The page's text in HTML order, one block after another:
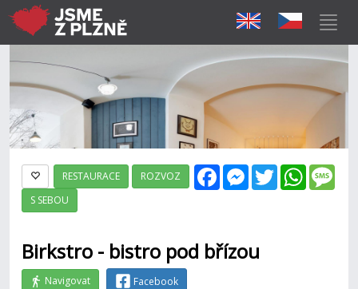
FacebookMessenger
Twitter
RESTAURACE
ROZVOZ
S SEBOU
Birkstro - bistro pod břízou
Navigovat Facebook